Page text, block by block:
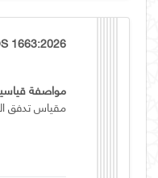
1663:2026
مواصفة
مقياس تدفق